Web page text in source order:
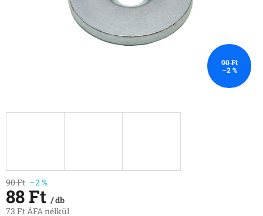
90 Ft
–2 %
90 Ft –2 %
88 Ft / db
73 Ft ÁFA nélkül